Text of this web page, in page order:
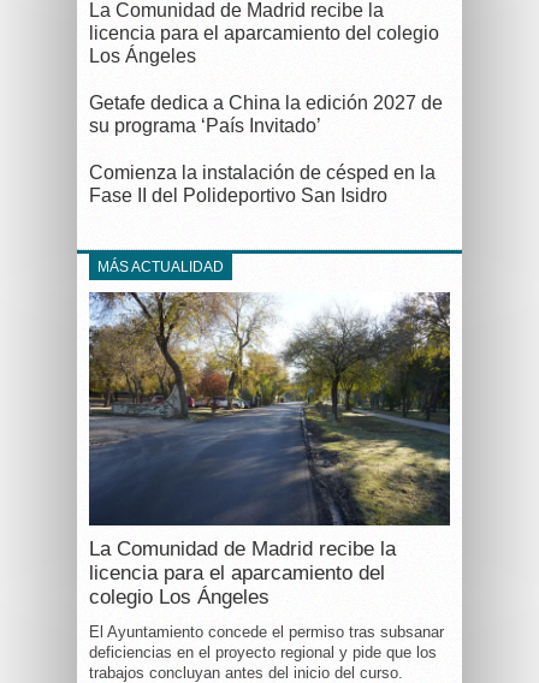
La Comunidad de Madrid recibe la
licencia para el aparcamiento del colegio
Los Ángeles
Getafe dedica a China la edición 2027 de
su programa ‘País Invitado’
Comienza la instalación de césped en la
Fase II del Polideportivo San Isidro
MÁS ACTUALIDAD
La Comunidad de Madrid recibe la
licencia para el aparcamiento del
colegio Los Ángeles
El Ayuntamiento concede el permiso tras subsanar
deficiencias en el proyecto regional y pide que los
trabajos concluyan antes del inicio del curso.